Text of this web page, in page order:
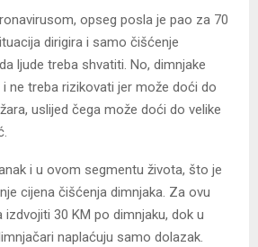
opseg posla je pao za 70
dirigira i samo čišćenje
ljude treba shvatiti. No, dimnjake
ne treba rizikovati jer može doći do
uslijed čega može doći do velike
i u ovom segmentu života, što je
cijena čišćenja dimnjaka. Za ovu
izdvojiti 30 KM po dimnjaku, dok u
naplaćuju samo dolazak.